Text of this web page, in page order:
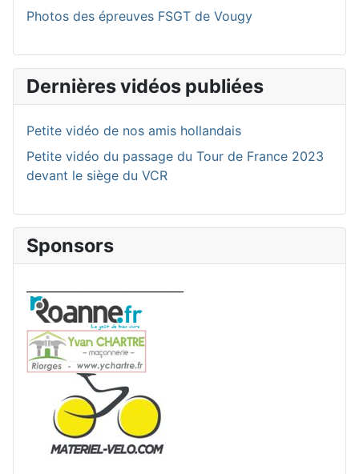
Photos des épreuves FSGT de Vougy
Dernières vidéos publiées
Petite vidéo de nos amis hollandais
Petite vidéo du passage du Tour de France 2023
devant le siège du VCR
Sponsors